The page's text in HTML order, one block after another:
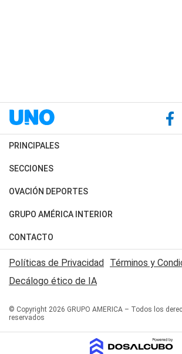
PRINCIPALES
Últimas Noticias
Política
Judiciales
Economia
SECCIONES
Horóscopo
Motores
Trucos caseros
Series y Películas
Edictos y Solicitadas
OVACIÓN DEPORTES
Fútbol
Mundial
Automovilismo
Rugby
Básquet
GRUPO AMÉRICA INTERIOR
Canal 7 en Vivo
San Juan 8
CONTACTO
Acerca de Nosotros
Contactanos
Políticas de Privacidad Términos y
Decálogo ético de IA
© Copyright 2026 GRUPO AMERICA – Todos los
reservados